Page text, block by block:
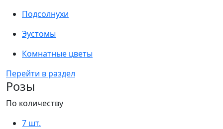
Подсолнухи
Эустомы
Комнатные цветы
Перейти в раздел
Розы
По количеству
7 шт.